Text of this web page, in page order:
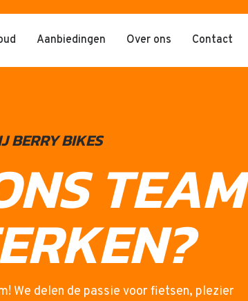
Aanbiedingen Over ons Contact
BERRY BIKES
TEAM
We delen de passie voor fietsen, plezier